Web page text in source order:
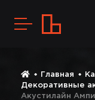
Главная
Декоративные
Акустилайн